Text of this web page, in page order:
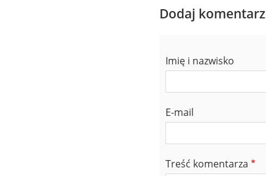
Dodaj komentarz
Imię i nazwisko
E-mail
Treść komentarza